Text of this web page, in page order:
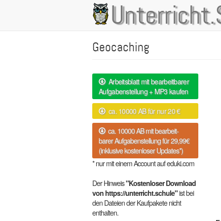
Main
navigation
Geocaching
Arbeitsblatt mit bearbeitbarer
Aufgabenstellung + MP3 kaufen
ca. 10000 AB für nur 20 €
ca. 10000 AB mit bearbeit-
barer Aufgabenstellung für 29,99€
(inklusive kostenloser Updates*)
* nur mit einem Account auf eduki.com
Der Hinweis"Kostenloser Download
von https://unterricht.schule"ist bei
den Dateien der Kaufpakete nicht
enthalten.